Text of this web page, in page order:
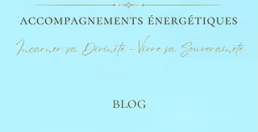
Incarner sa Divinité - Vivre sa Souveraineté
blog